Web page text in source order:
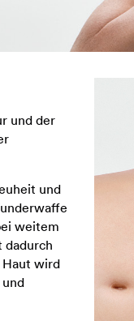
und der
und
weitem
dadurch
Haut wird